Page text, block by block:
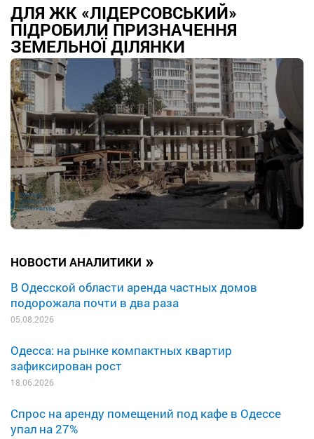
ДЛЯ ЖК «ЛІДЕРСОВСЬКИЙ»
ПІДРОБИЛИ ПРИЗНАЧЕННЯ
ЗЕМЕЛЬНОЇ ДІЛЯНКИ
НОВОСТИ АНАЛИТИКИ »
В Одесской области аренда частных домов
подорожала почти в два раза
05.08.2026
Одесса: на рынке компактных квартир
зафиксирован рост
18.06.2026
Спрос на аренду помещений под кафе в Одессе
упал на 27%